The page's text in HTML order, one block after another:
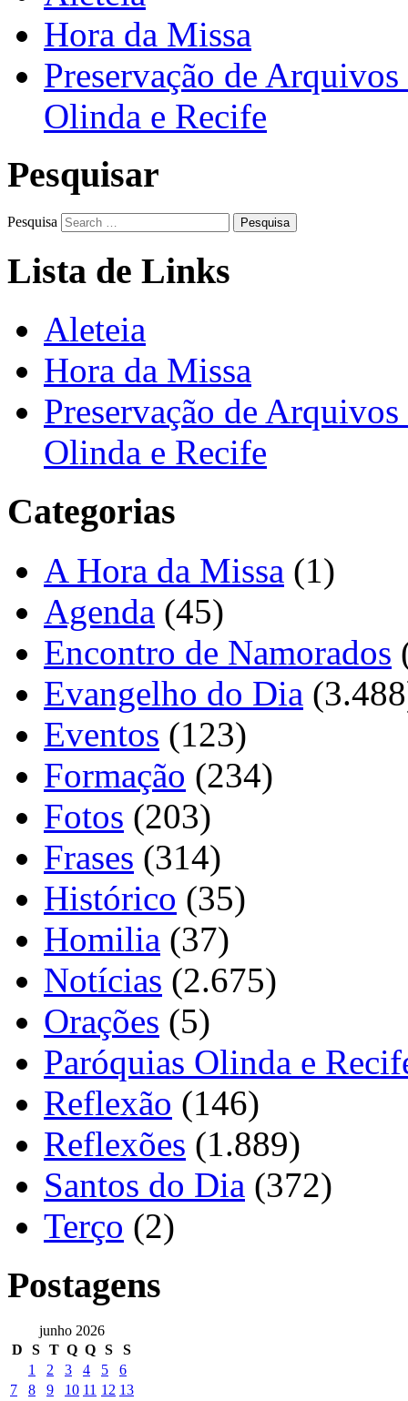
Hora da Missa
Preservação de
Olinda e Recife
Pesquisar
Pesquisa
Lista de Links
Aleteia
Hora da Missa
Preservação de
Olinda e Recife
Categorias
A Hora da Missa (1)
Agenda (45)
Encontro de Namorados
Evangelho do Dia
Eventos (123)
Formação (234)
Fotos (203)
Frases (314)
Histórico (35)
Homilia (37)
Notícias (2.675)
Orações (5)
Paróquias Olinda e
Reflexão (146)
Reflexões (1.889)
Santos do Dia (372)
Terço (2)
Postagens
junho 2026
D
S T Q Q S
S
1
2 3 4 5
6
7
8 9 10 11 12 13